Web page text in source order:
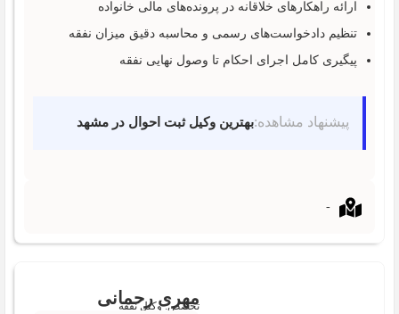
ارائه راهکارهای خلاقانه در پرونده‌های مالی خانواده
تنظیم دادخواست‌های رسمی و محاسبه دقیق میزان نفقه
پیگیری کامل اجرای احکام تا وصول نهایی نفقه
پیشنهاد مشاهده:بهترین وکیل ثبت احوال در مشهد
-
مهری رحمانی
تخصص: وکیل نفقه